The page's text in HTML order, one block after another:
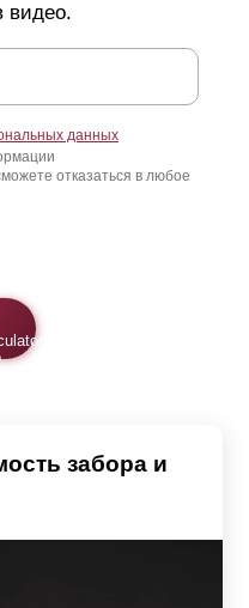
видео.
данных
отказаться в любое
забора и